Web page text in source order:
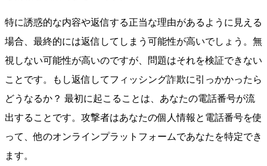
特に誘惑的な内容や返信する正当な理由があるように見える
場合、最終的には返信してしまう可能性が高いでしょう。無
視しない可能性が高いのですが、問題はそれを検証できない
ことです。もし返信してフィッシング詐欺に引っかかったら
どうなるか？ 最初に起こることは、あなたの電話番号が流
出することです。攻撃者はあなたの個人情報と電話番号を使
って、他のオンラインプラットフォームであなたを特定でき
ます。